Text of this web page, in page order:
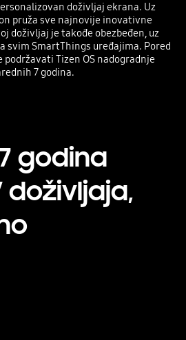
doživljaj ekrana. Uz
pruža sve najnovije inovativne
doživljaj je takođe obezbeđen, uz
svim SmartThings uređajima. Pored
podržavati Tizen OS nadogradnje
7 godina.
godina
doživljaja,